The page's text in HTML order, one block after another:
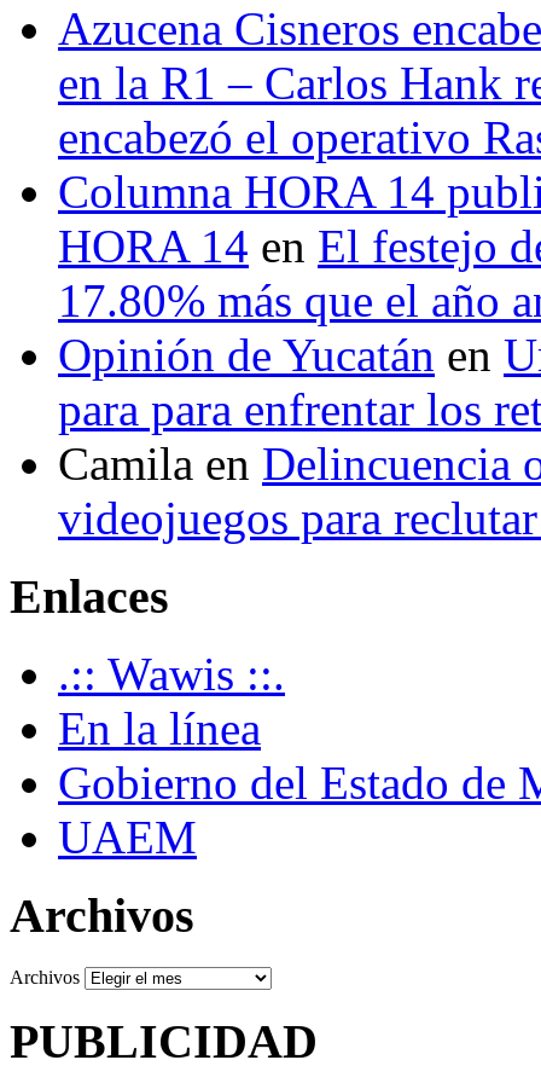
Azucena Cisneros
en la R1 – Carlos Hank
encabezó el operativo
Columna HORA 14
HORA 14 en El festejo
17.80% más que el año
Opinión de Yucatán en
para para enfrentar los
Camila en Delincuencia
videojuegos para
Enlaces
.:: Wawis ::.
En la línea
Gobierno del Estado de
UAEM
Archivos
Archivos
PUBLICIDAD